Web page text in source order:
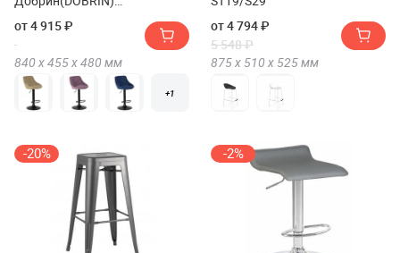
от 4 915 ₽
840 х455 х480 мм
+1
от 4 794 ₽
5 548 ₽
875 х 510 х 525мм
-20% -2%